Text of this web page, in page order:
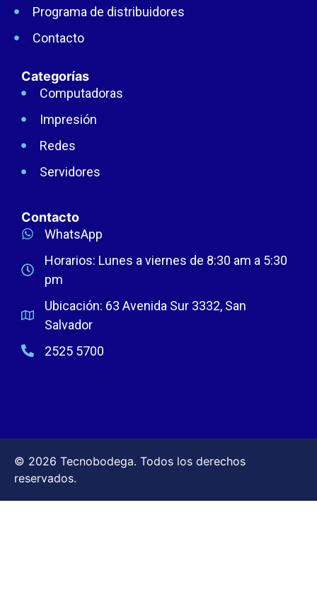
Programa de distribuidores
Contacto
Categorías
Computadoras
Impresión
Redes
Servidores
Contacto
WhatsApp
Horarios: Lunes a viernes de 8:30 am a 5:30
pm
Ubicación: 63 Avenida Sur 3332, San
Salvador
2525 5700
© 2026 Tecnobodega. Todos los derechos
reservados.